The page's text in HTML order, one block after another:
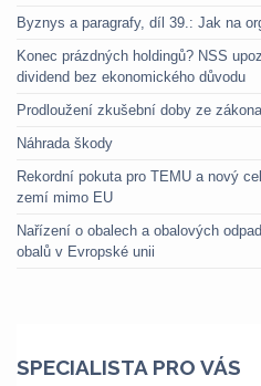
Byznys a paragrafy, díl 39.: Jak na
Konec prázdných holdingů? NSS
dividend bez ekonomického důvodu
Prodloužení zkušební doby ze
Náhrada škody
Rekordní pokuta pro TEMU a nový
zemí mimo EU
Nařízení o obalech a obalových
obalů v Evropské unii